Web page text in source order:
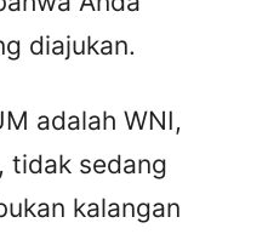
diajukan.
adalah WNI,
tidak sedang
kalangan